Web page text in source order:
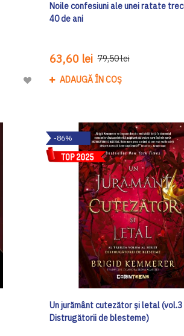
Adaugă
Dorinte
Noile confesiuni ale unei ratate
40 de ani
63,60 lei 79,50 lei
ADAUGĂ ÎN COȘ
-86%
Un jurământ cutezător și letal (vol.3
Distrugătorii de blesteme)